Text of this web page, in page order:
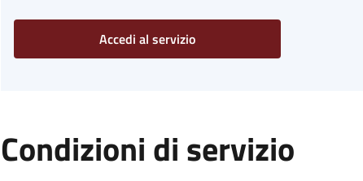
Accedi al servizio
Condizioni di servizio